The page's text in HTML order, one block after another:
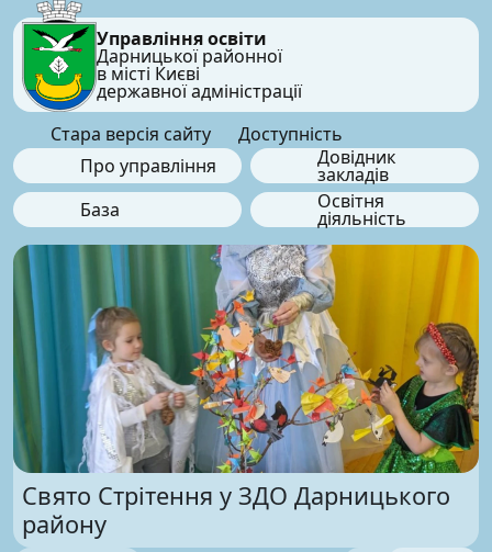
Управління освіти
Дарницької районної
в місті Києві
державної адміністрації
Стара версія сайту
Доступність
Про управління
Довідник
закладів
База
Освітня
діяльність
Свято Стрітення у ЗДО Дарницького
району